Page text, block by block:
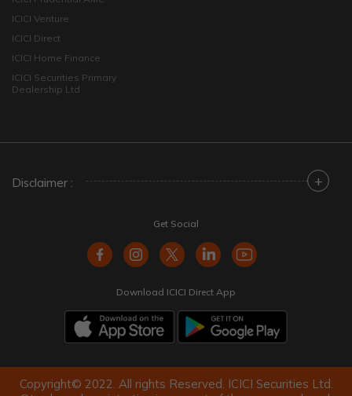
ICICI Venture
ICICI Direct
ICICI Home Finance
ICICI Securities Primary
Dealership Ltd
Disclaimer : +
Get Social
Download ICICI Direct App
Copyright© 2022. All rights Reserved. ICICI Securities Ltd.